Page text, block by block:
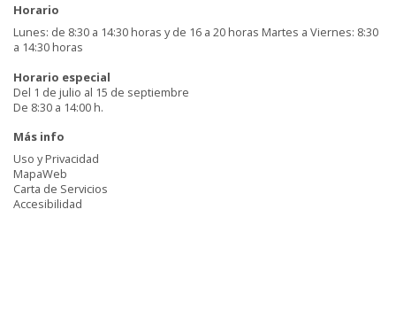
Horario
Lunes: de 8:30 a 14:30 horas y de 16 a 20 horas Martes a Viernes: 8:30
a 14:30 horas
Horario especial
Del 1 de julio al 15 de septiembre
De 8:30 a 14:00 h.
Más info
Uso y Privacidad
MapaWeb
Carta de Servicios
Accesibilidad